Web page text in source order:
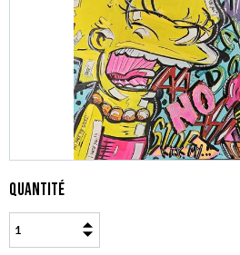
Quantité